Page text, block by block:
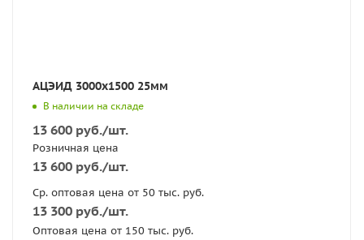
АЦЭИД 3000х1500 25мм
В наличии на складе
13 600 руб./шт.
Розничная цена
13 600 руб./шт.
Ср. оптовая цена от 50 тыс. руб.
13 300 руб./шт.
Оптовая цена от 150 тыс. руб.